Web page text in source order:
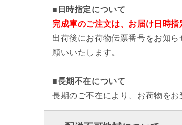
■日時指定について
完成車のご注文は、お届け日時指
出荷後にお荷物伝票番号をお知
願いいたします。
■長期不在について
長期のご不在により、お荷物を